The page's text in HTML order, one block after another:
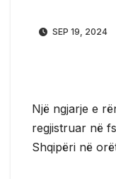
SEP 19, 2024
Një ngjarje e
regjistruar në
Shqipëri në